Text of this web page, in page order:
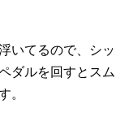
いてるので、シッ
ダルを回すとスム
。